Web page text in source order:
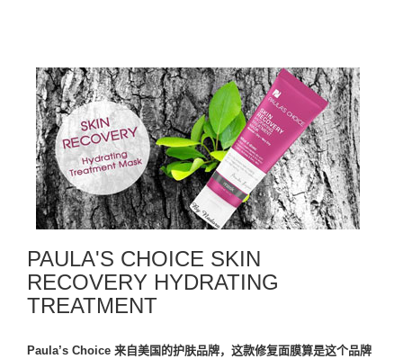
PAULA'S CHOICE SKIN
RECOVERY HYDRATING
TREATMENT
Paula’s Choice 来自美国的护肤品牌，这款修复面膜算是这个品牌